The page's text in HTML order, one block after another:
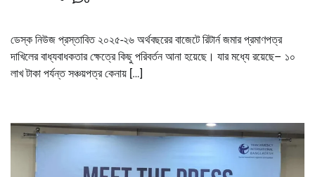
ডেস্ক নিউজ প্রস্তাবিত ২০২৫-২৬ অর্থবছরের বাজেটে রিটার্ন জমার প্রমাণপত্র
দাখিলের বাধ্যবাধকতার ক্ষেত্রে কিছু পরিবর্তন আনা হয়েছে। যার মধ্যে রয়েছে– ১০
লাখ টাকা পর্যন্ত সঞ্চয়পত্র কেনায় […]